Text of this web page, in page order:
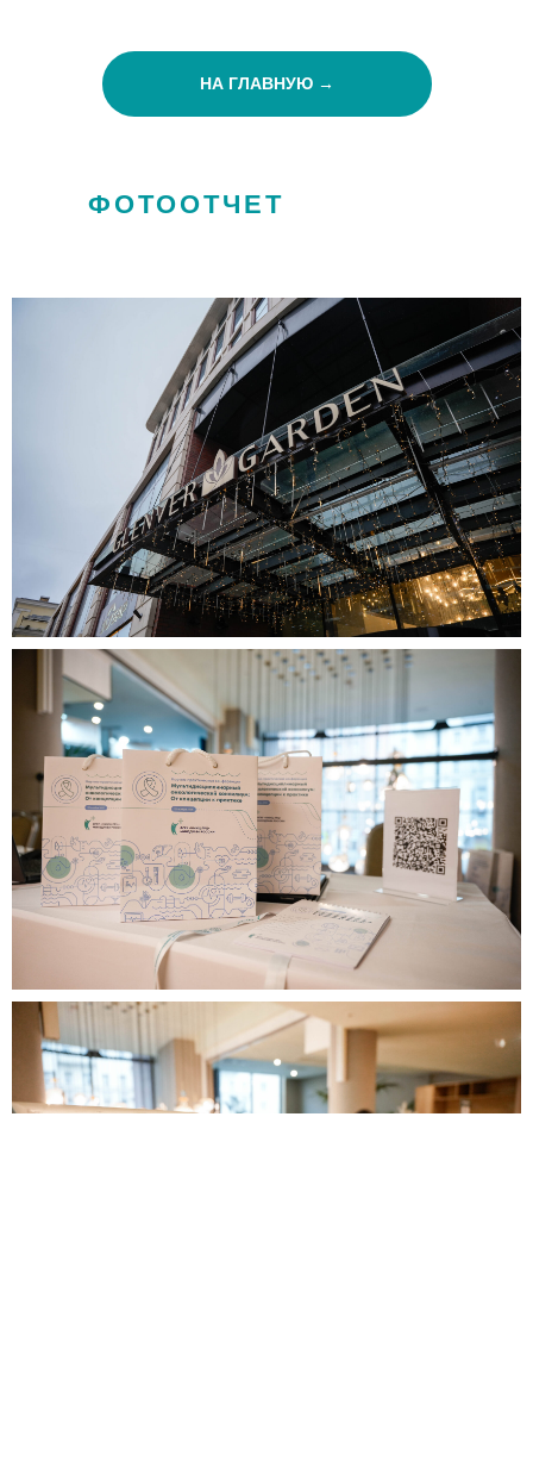
ФОТООТЧЕТ
НА ГЛАВНУЮ →